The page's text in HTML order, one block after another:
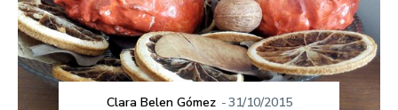
Clara Belen Gómez -31/10/2015